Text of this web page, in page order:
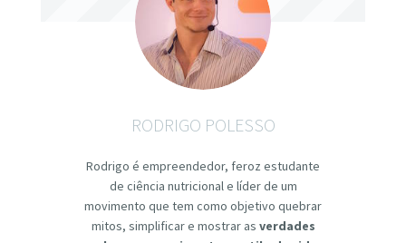
RODRIGO POLESSO
Rodrigo é empreendedor, feroz estudante
de ciência nutricional e líder de um
movimento que tem como objetivo quebrar
mitos, simplificar e mostrar as verdades